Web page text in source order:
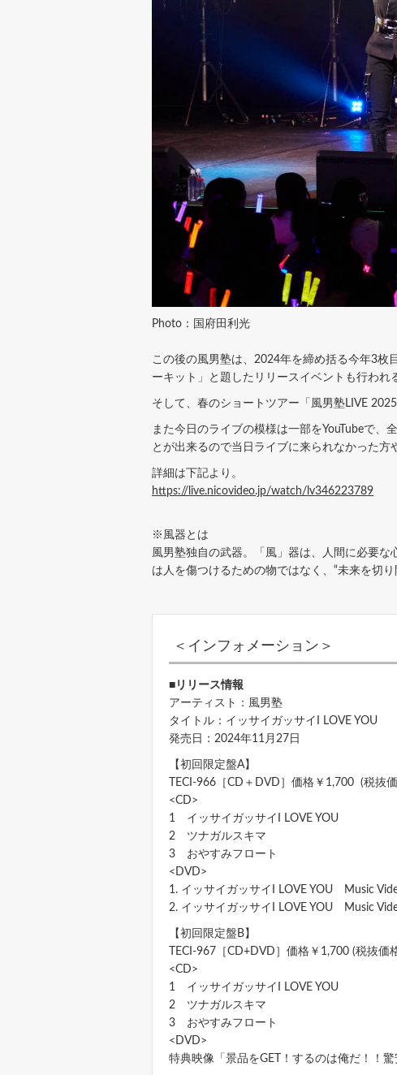
Photo：国府田利光
この後の風男塾は、2024年を締め括る今年3枚
ーキット」と題したリリースイベントも行われ
そして、春のショートツアー「風男塾LIVE
また今日のライブの模様は一部をYouTubeで
とが出来るので当日ライブに来られなかった方
詳細は下記より。
https://live.nicovideo.jp/watch/lv346223789
※風器とは
風男塾独自の武器。「風」器は、人間に必要
は人を傷つけるための物ではなく、“未来を切
＜インフォメーション＞
■リリース情報
アーティスト：風男塾
タイトル：イッサイガッサイI LOVE YOU
発売日：2024年11月27日
【初回限定盤A】
TECI-966［CD＋DVD］価格￥1,700 (税抜
<CD>
1 イッサイガッサイI LOVE YOU
2 ツナガルスキマ
3 おやすみフロート
<DVD>
1. イッサイガッサイI LOVE YOU Music
2. イッサイガッサイI LOVE YOU Music
【初回限定盤B】
TECI-967［CD+DVD］価格￥1,700 (税抜価
<CD>
1 イッサイガッサイI LOVE YOU
2 ツナガルスキマ
3 おやすみフロート
<DVD>
特典映像「景品をGET！するのは俺だ！！